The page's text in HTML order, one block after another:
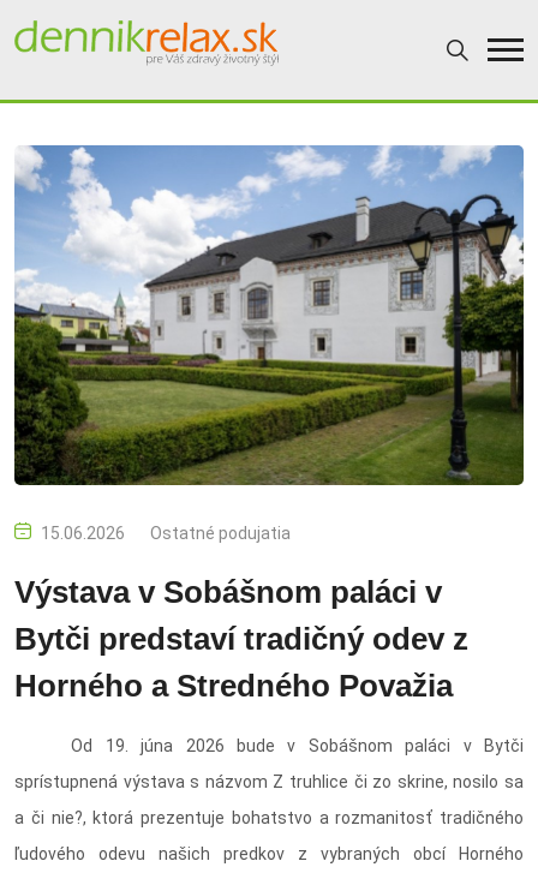
15.06.2026 Ostatné podujatia
Výstava v Sobášnom paláci v
Bytči predstaví tradičný odev z
Horného a Stredného Považia
Od 19. júna 2026 bude v Sobášnom paláci v Bytči
sprístupnená výstava s názvom Z truhlice či zo skrine, nosilo sa
a či nie?, ktorá prezentuje bohatstvo a rozmanitosť tradičného
ľudového odevu našich predkov z vybraných obcí Horného